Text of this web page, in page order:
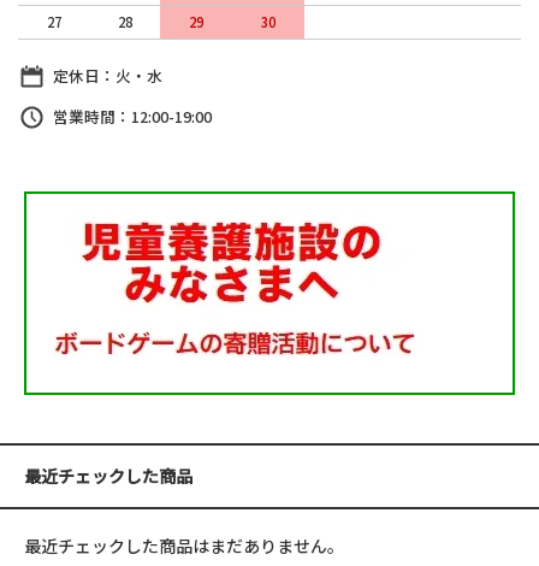
27
28 29 30
定休日：火・水
営業時間：12:00-19:00
最近チェックした商品
最近チェックした商品はまだありません。